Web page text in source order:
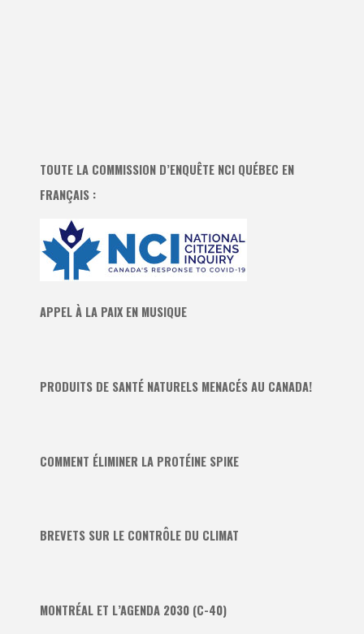
TOUTE LA COMMISSION D’ENQUÊTE NCI QUÉBEC EN
FRANÇAIS :
APPEL À LA PAIX EN MUSIQUE
PRODUITS DE SANTÉ NATURELS MENACÉS AU CANADA!
COMMENT ÉLIMINER LA PROTÉINE SPIKE
BREVETS SUR LE CONTRÔLE DU CLIMAT
MONTRÉAL ET L’AGENDA 2030 (C-40)